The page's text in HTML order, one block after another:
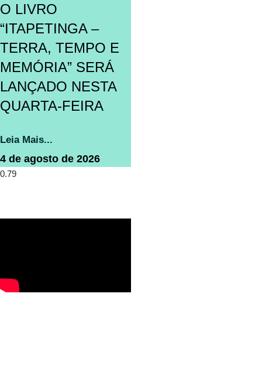
O LIVRO
“ITAPETINGA –
TERRA, TEMPO E
MEMÓRIA” SERÁ
LANÇADO NESTA
QUARTA-FEIRA
Leia Mais...
4 de agosto de 2026